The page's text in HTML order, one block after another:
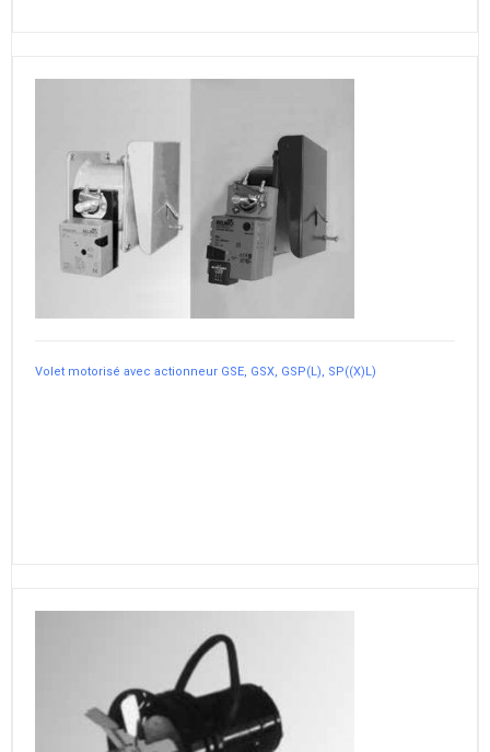
Volet motorisé avec actionneur GSE, GSX, GSP(L), SP((X)L)